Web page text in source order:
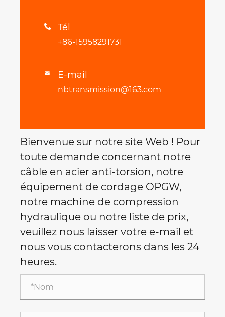
 Tél
+86-15958291731
 E-mail
nbtransmission@163.com
Bienvenue sur notre site Web ! Pour
toute demande concernant notre
câble en acier anti-torsion, notre
équipement de cordage OPGW,
notre machine de compression
hydraulique ou notre liste de prix,
veuillez nous laisser votre e-mail et
nous vous contacterons dans les 24
heures.